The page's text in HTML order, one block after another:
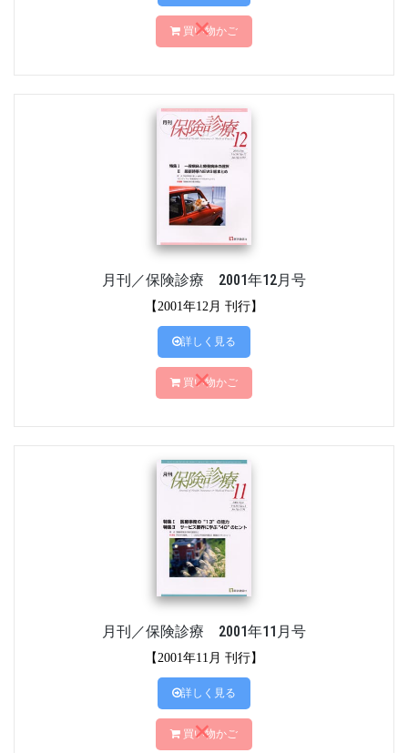
買い物かご
月刊／保険診療 2001年12月号
【2001年12月 刊行】
詳しく見る
買い物かご
月刊／保険診療 2001年11月号
【2001年11月 刊行】
詳しく見る
買い物かご